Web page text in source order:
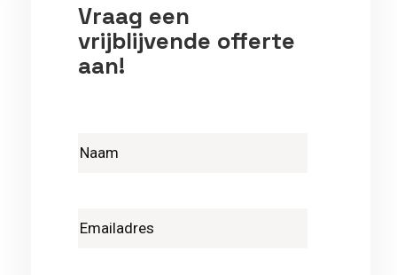
Vraag een
vrijblijvende offerte
aan!